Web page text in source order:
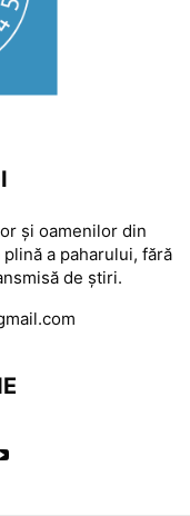
și oamenilor din
a paharului, fără
de știri.